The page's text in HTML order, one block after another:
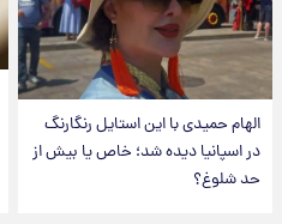
الهام حمیدی با این استایل رنگارنگ
در اسپانیا دیده شد؛ خاص یا بیش از
حد شلوغ؟